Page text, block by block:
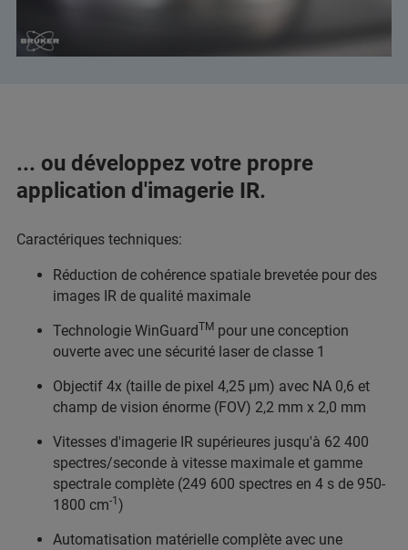
... ou développez votre propre
application d'imagerie IR.
Caractériques techniques:
Réduction de cohérence spatiale brevetée pour des
images IR de qualité maximale
Technologie WinGuardTM pour une conception
ouverte avec une sécurité laser de classe 1
Objectif 4x (taille de pixel 4,25 µm) avec NA 0,6 et
champ de vision énorme (FOV) 2,2 mm x 2,0 mm
Vitesses d'imagerie IR supérieures jusqu'à 62 400
spectres/seconde à vitesse maximale et gamme
spectrale complète (249 600 spectres en 4 s de 950-
1800 cm-1 )
Automatisation matérielle complète avec une